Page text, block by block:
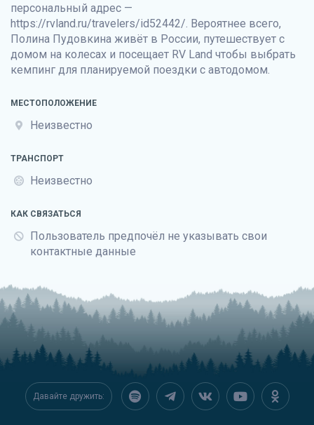
персональный адрес —
https://rvland.ru/travelers/id52442/. Вероятнее всего,
Полина Пудовкина живёт в России, путешествует с
домом на колесах и посещает RV Land чтобы выбрать
кемпинг для планируемой поездки с автодомом.
МЕСТОПОЛОЖЕНИЕ
Неизвестно
ТРАНСПОРТ
Неизвестно
КАК СВЯЗАТЬСЯ
Пользователь предпочёл не указывать свои
контактные данные
Давайте дружить: